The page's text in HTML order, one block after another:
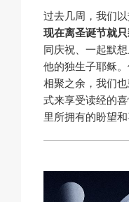
过去几周，我们
现在离圣诞节就
同庆祝、一起默
他的独生子耶稣
相聚之余，我们
式来享受读经的
里所拥有的盼望和